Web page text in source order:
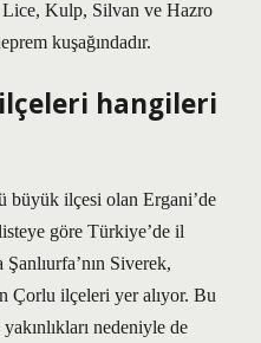
Kulp, Silvan ve Hazro
kuşağındadır.
hangileri
büyük ilçesi olan Ergani’de
göre Türkiye’de il
Siverek,
Çorlu ilçeleri yer alıyor. Bu
nedeniyle de